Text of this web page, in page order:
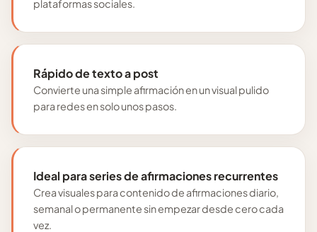
plataformas sociales.
Rápido de texto a post
Convierte una simple afirmación en un visual pulido
para redes en solo unos pasos.
Ideal para series de afirmaciones recurrentes
Crea visuales para contenido de afirmaciones diario,
semanal o permanente sin empezar desde cero cada
vez.